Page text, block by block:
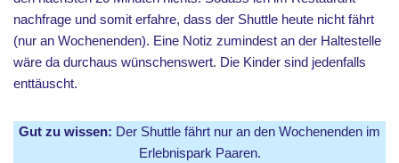
nachfrage und somit erfahre, dass der Shuttle heute nicht fährt
(nur an Wochenenden). Eine Notiz zumindest an der Haltestelle
wäre da durchaus wünschenswert. Die Kinder sind jedenfalls
enttäuscht.
Gut zu wissen: Der Shuttle fährt nur an den Wochenenden im
Erlebnispark Paaren.